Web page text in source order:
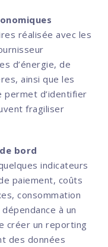
réalisée avec les
d’énergie, de
ainsi que les
permet d’identifier
fragiliser
bord
indicateurs
paiement, coûts
consommation
à un
créer un reporting
des données